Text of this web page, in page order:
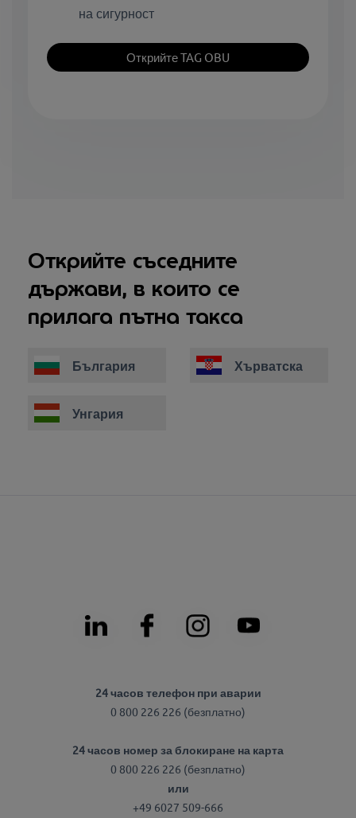
на сигурност
Открийте TAG OBU
Открийте съседните
държави, в които се
прилага пътна такса
България Хърватска
Унгария
24 часов телефон при аварии
0 800 226 226 (безплатно)
24 часов номер за блокиране на карта
0 800 226 226 (безплатно)
или
+49 6027 509-666